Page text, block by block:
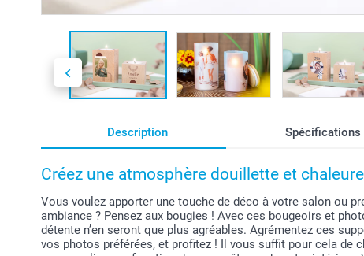
Description Spécifications
Créez une atmosphère douillette et
Vous voulez apporter une touche de déco à votre salon ou
ambiance ? Pensez aux bougies ! Avec ces bougeoirs et
détente n’en seront que plus agréables. Agrémentez ces
vos photos préférées, et profitez ! Il vous suffit pour cela de